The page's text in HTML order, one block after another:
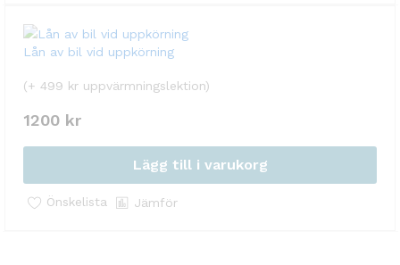
Lån av bil vid uppkörning
(+ 499 kr uppvärmningslektion)
1200 kr
Lägg till i varukorg
Önskelista Jämför